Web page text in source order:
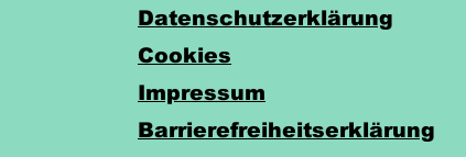
Datenschutzerklärung
Cookies
Impressum
Barrierefreiheitserklärung